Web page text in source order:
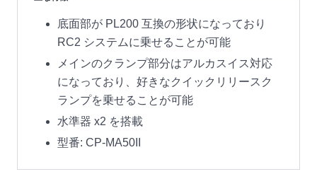
底面部が PL200 互換の形状になっており
RC2 システムに乗せることが可能
メインのクランプ部分はアルカスイス対応
になっており、好きなクイックリリースク
ランプを乗せることが可能
水準器 x2 を搭載
型番: CP-MA50II